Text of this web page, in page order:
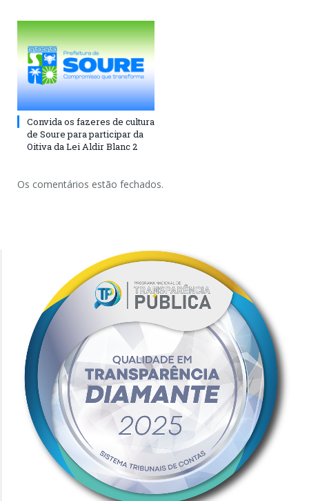
Convida os fazeres de cultura
de Soure para participar da
Oitiva da Lei Aldir Blanc 2
Os comentários estão fechados.